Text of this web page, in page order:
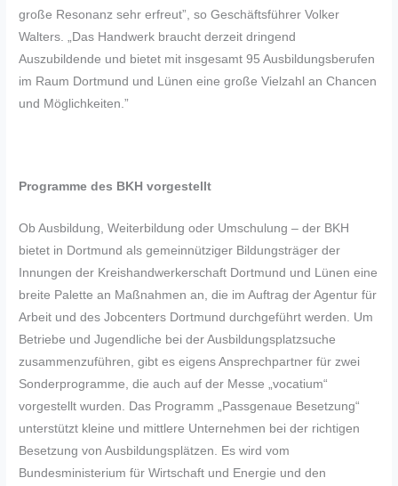
große Resonanz sehr erfreut”, so Geschäftsführer Volker
Walters. „Das Handwerk braucht derzeit dringend
Auszubildende und bietet mit insgesamt 95 Ausbildungsberufen
im Raum Dortmund und Lünen eine große Vielzahl an Chancen
und Möglichkeiten.”
Programme des BKH vorgestellt
Ob Ausbildung, Weiterbildung oder Umschulung – der BKH
bietet in Dortmund als gemeinnütziger Bildungsträger der
Innungen der Kreishandwerkerschaft Dortmund und Lünen eine
breite Palette an Maßnahmen an, die im Auftrag der Agentur für
Arbeit und des Jobcenters Dortmund durchgeführt werden. Um
Betriebe und Jugendliche bei der Ausbildungsplatzsuche
zusammenzuführen, gibt es eigens Ansprechpartner für zwei
Sonderprogramme, die auch auf der Messe „vocatium“
vorgestellt wurden. Das Programm „Passgenaue Besetzung“
unterstützt kleine und mittlere Unternehmen bei der richtigen
Besetzung von Ausbildungsplätzen. Es wird vom
Bundesministerium für Wirtschaft und Energie und den